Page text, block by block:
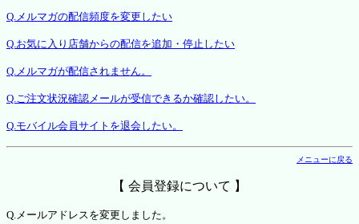
Q.メルマガの配信頻度を変更したい
Q.お気に入り店舗からの配信を追加・停止したい
Q.メルマガが配信されません。
Q.ご注文状況確認メールが受信できるか確認したい。
Q.モバイル会員サイトを退会したい。
メニューに戻る
【 会員登録について 】
Q.メールアドレスを変更しました。